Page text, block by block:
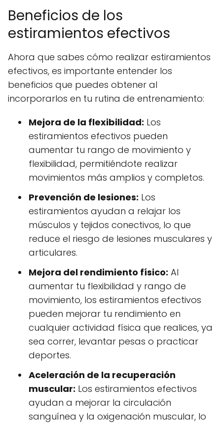
Beneficios de los
estiramientos efectivos
Ahora que sabes cómo realizar estiramientos
efectivos, es importante entender los
beneficios que puedes obtener al
incorporarlos en tu rutina de entrenamiento:
Mejora de la flexibilidad: Los
estiramientos efectivos pueden
aumentar tu rango de movimiento y
flexibilidad, permitiéndote realizar
movimientos más amplios y completos.
Prevención de lesiones: Los
estiramientos ayudan a relajar los
músculos y tejidos conectivos, lo que
reduce el riesgo de lesiones musculares y
articulares.
Mejora del rendimiento físico: Al
aumentar tu flexibilidad y rango de
movimiento, los estiramientos efectivos
pueden mejorar tu rendimiento en
cualquier actividad física que realices, ya
sea correr, levantar pesas o practicar
deportes.
Aceleración de la recuperación
muscular: Los estiramientos efectivos
ayudan a mejorar la circulación
sanguínea y la oxigenación muscular, lo